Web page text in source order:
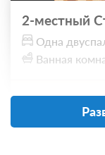
2-местный
Одна
Ванная
Проживание